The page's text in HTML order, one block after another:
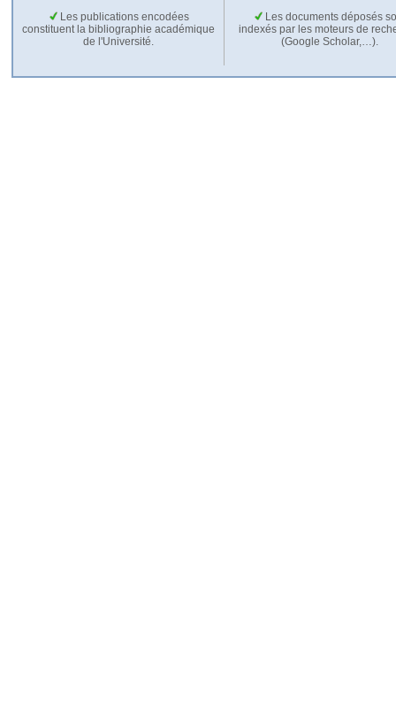
Les publications encodées
constituent la bibliographie académique
de l'Université.
Les documents déposés
indexés par les moteurs de
(Google Scholar,…).